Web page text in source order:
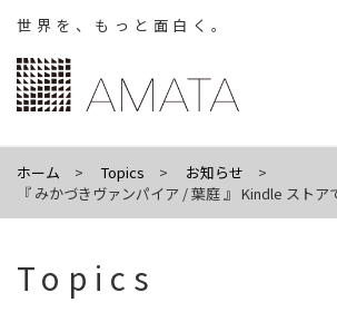
世界を、もっと面白く。
ホーム Topics
お知らせ
『 みかづきヴァンパイア / 葉庭 』 Kindle ストア
Topics